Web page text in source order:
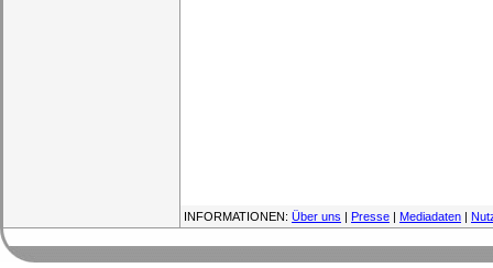
INFORMATIONEN: Über uns | Presse | Mediadaten |